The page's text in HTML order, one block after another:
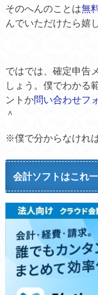
そのへんのことは無
んでいただけたら嬉
ではでは、確定申告
しょう。僕でわかる
ントか問い合わせフ
＾
※僕で分からなけれ
会計ソフトはこれ一